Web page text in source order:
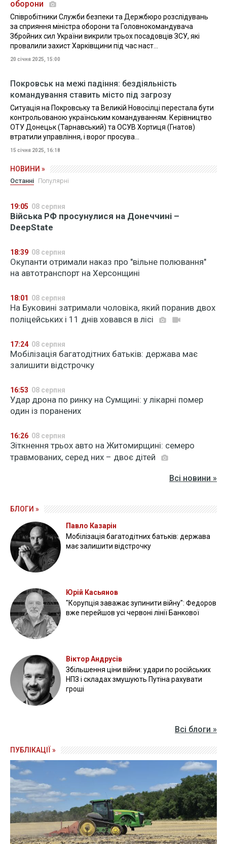
оборони
Співробітники Служби безпеки та Держбюро розслідувань
за сприяння міністра оборони та Головнокомандувача
Збройних сил України викрили трьох посадовців ЗСУ, які
провалили захист Харківщини під час наст...
20 січня 2025, 15:00
Покровськ на межі падіння: бездіяльність
командування ставить місто під загрозу
Ситуація на Покровську та Великій Новосілці перестала бути
контрольованою українським командуванням. Керівництво
ОТУ Донецьк (Тарнавський) та ОСУВ Хортиця (Гнатов)
втратили управління, і ворог просува...
15 січня 2025, 16:18
НОВИНИ »
Останні Популярні
19:05 08 серпня
Війська РФ просунулися на Донеччині –
DeepState
18:39 08 серпня
Окупанти отримали наказ про "вільне полювання"
на автотранспорт на Херсонщині
18:01 08 серпня
На Буковині затримали чоловіка, який поранив двох
поліцейських і 11 днів ховався в лісі
17:24 08 серпня
Мобілізація багатодітних батьків: держава має
залишити відстрочку
16:53 08 серпня
Удар дрона по ринку на Сумщині: у лікарні помер
один із поранених
16:26 08 серпня
Зіткнення трьох авто на Житомирщині: семеро
травмованих, серед них – двоє дітей
Всі новини »
БЛОГИ »
Павло Казарін
Мобілізація багатодітних батьків: держава
має залишити відстрочку
Юрій Касьянов
"Корупція заважає зупинити війну": Федоров
вже перейшов усі червоні лінії Банкової
Віктор Андрусів
Збільшення ціни війни: удари по російських
НПЗ і складах змушують Путіна рахувати
гроші
Всі блоги »
ПУБЛІКАЦІЇ »